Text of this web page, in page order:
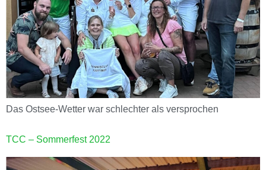
Das Ostsee-Wetter war schlechter als versprochen
TCC – Sommerfest 2022